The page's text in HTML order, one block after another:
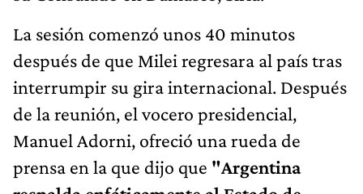
La sesión comenzó unos 40 minutos
después de que Milei regresara al país tras
interrumpir su gira internacional. Después
de la reunión, el vocero presidencial,
Manuel Adorni, ofreció una rueda de
prensa en la que dijo que "Argentina